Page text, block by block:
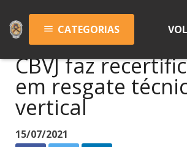
menu CATEGORIAS
CBVJ faz
em resgate
vertical
15/07/2021